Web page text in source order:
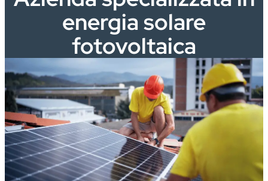
energia solare
fotovoltaica